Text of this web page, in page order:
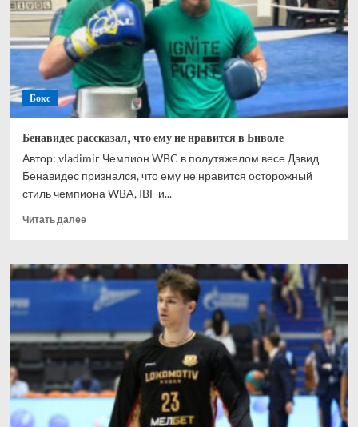
боя
с
Фьюри
в
США
Бокс
Бенавидес рассказал, что ему не нравится в Биволе
Автор: vladimir Чемпион WBC в полутяжелом весе Дэвид
Бенавидес признался, что ему не нравится осторожный
стиль чемпиона WBA, IBF и...
Читать далееПрочитать
Бенавидес
рассказал,
ему
нравится
Биволе